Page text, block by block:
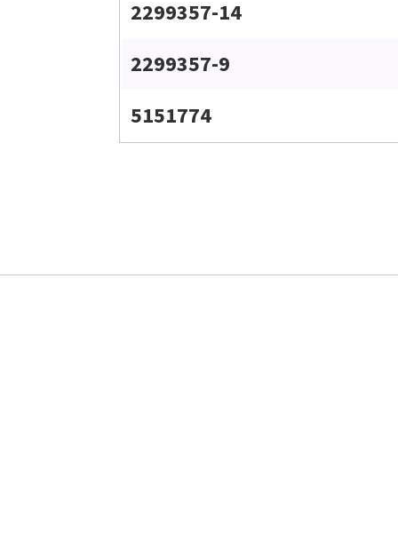
2299357-14
2299357-9
5151774